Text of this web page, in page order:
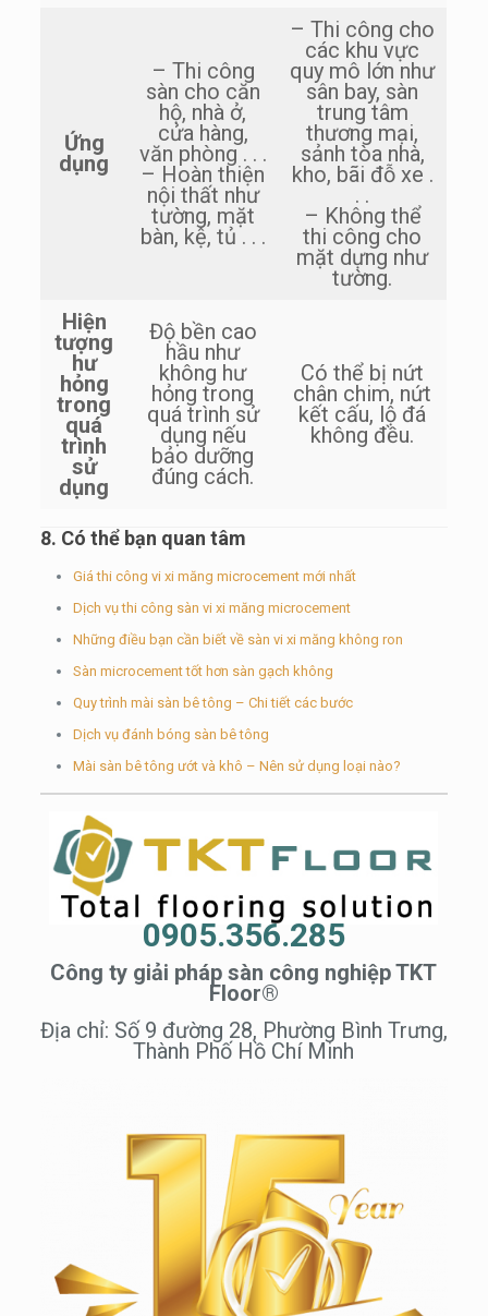
Ứng
dụng
– Thi công
sàn cho căn
hộ, nhà ở,
cửa hàng,
văn phòng . . .
– Hoàn thiện
nội thất như
tường, mặt
bàn, kệ, tủ . . .
– Thi công cho
các khu vực
quy mô lớn như
sân bay, sàn
trung tâm
thương mại,
sảnh tòa nhà,
kho, bãi đỗ xe .
. .
– Không thể
thi công cho
mặt dựng như
tường.
Hiện
tượng
hư
hỏng
trong
quá
trình
sử
dụng
Độ bền cao
hầu như
không hư
hỏng trong
quá trình sử
dụng nếu
bảo dưỡng
đúng cách.
Có thể bị nứt
chân chim, nứt
kết cấu, lộ đá
không đều.
8. Có thể bạn quan tâm
Giá thi công vi xi măng microcement mới nhất
Dịch vụ thi công sàn vi xi măng microcement
Những điều bạn cần biết về sàn vi xi măng không ron
Sàn microcement tốt hơn sàn gạch không
Quy trình mài sàn bê tông – Chi tiết các bước
Dịch vụ đánh bóng sàn bê tông
Mài sàn bê tông ướt và khô – Nên sử dụng loại nào?
0905.356.285
Công ty giải pháp sàn công nghiệp TKT
Floor®
Địa chỉ: Số 9 đường 28, Phường Bình Trưng,
Thành Phố Hồ Chí Minh